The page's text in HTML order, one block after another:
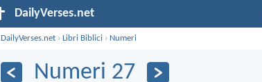
DailyVerses.net
DailyVerses.net ›Libri Biblici › Numeri
Numeri 27